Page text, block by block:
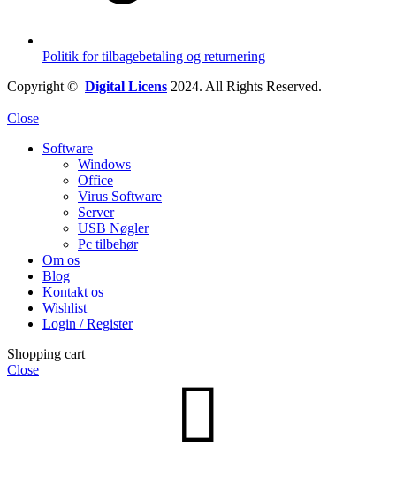
Politik for tilbagebetaling og returnering
Copyright © Digital Licens 2024. All Rights Reserved.
Close
Software
Windows
Office
Virus Software
Server
USB Nøgler
Pc tilbehør
Om os
Blog
Kontakt os
Wishlist
Login / Register
Shopping cart
Close